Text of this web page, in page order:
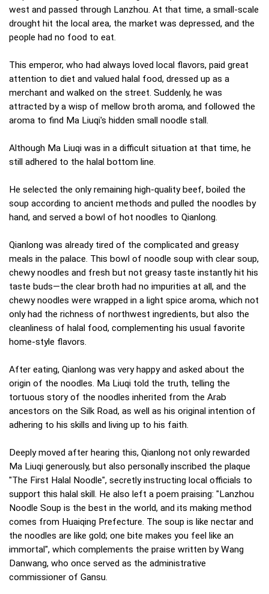
west and passed through Lanzhou. At that time, a small-scale
drought hit the local area, the market was depressed, and the
people had no food to eat.
This emperor, who had always loved local flavors, paid great
attention to diet and valued halal food, dressed up as a
merchant and walked on the street. Suddenly, he was
attracted by a wisp of mellow broth aroma, and followed the
aroma to find Ma Liuqi's hidden small noodle stall.
Although Ma Liuqi was in a difficult situation at that time, he
still adhered to the halal bottom line.
He selected the only remaining high-quality beef, boiled the
soup according to ancient methods and pulled the noodles by
hand, and served a bowl of hot noodles to Qianlong.
Qianlong was already tired of the complicated and greasy
meals in the palace. This bowl of noodle soup with clear soup,
chewy noodles and fresh but not greasy taste instantly hit his
taste buds—the clear broth had no impurities at all, and the
chewy noodles were wrapped in a light spice aroma, which not
only had the richness of northwest ingredients, but also the
cleanliness of halal food, complementing his usual favorite
home-style flavors.
After eating, Qianlong was very happy and asked about the
origin of the noodles. Ma Liuqi told the truth, telling the
tortuous story of the noodles inherited from the Arab
ancestors on the Silk Road, as well as his original intention of
adhering to his skills and living up to his faith.
Deeply moved after hearing this, Qianlong not only rewarded
Ma Liuqi generously, but also personally inscribed the plaque
"The First Halal Noodle", secretly instructing local officials to
support this halal skill. He also left a poem praising: "Lanzhou
Noodle Soup is the best in the world, and its making method
comes from Huaiqing Prefecture. The soup is like nectar and
the noodles are like gold; one bite makes you feel like an
immortal", which complements the praise written by Wang
Danwang, who once served as the administrative
commissioner of Gansu.